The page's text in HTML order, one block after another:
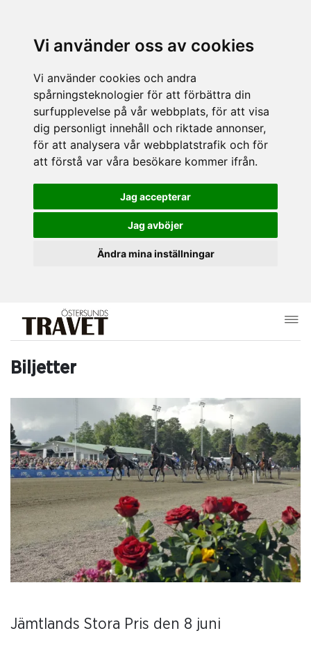
Vi använder oss av cookies
Vi använder cookies och andra
spårningsteknologier för att förbättra din
surfupplevelse på vår webbplats, för att visa
dig personligt innehåll och riktade annonser,
för att analysera vår webbplatstrafik och för
att förstå var våra besökare kommer ifrån.
Jag accepterar
Jag avböjer
Ändra mina inställningar
Biljetter
Jämtlands Stora Pris den 8 juni